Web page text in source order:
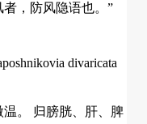
，防风隐语也。”
divaricata
。 归膀胱、肝、脾